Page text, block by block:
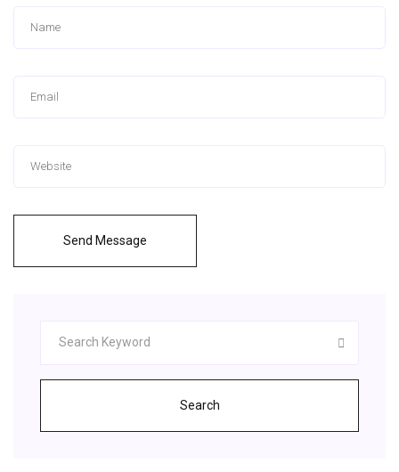
Send Message
Search